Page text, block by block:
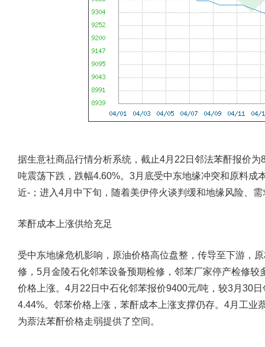
据生意社商品行情分析系统，截止4月22日邻法苯酐报价
吨震荡下跌，跌幅4.60%。3月底受中东地缘冲突和原料成
近-；进入4月中下旬，随着美伊停火谈判缓和地缘风险、
苯酐成本上涨供给充足
受中东地缘危机影响，原油价格高位盘整，传导至下游，
修，5月金陵石化邻苯设备预期检修，邻苯厂家停产检修
价格上涨。4月22日中石化邻苯报价9400元/吨，较3月30
4.44%。邻苯价格上涨，苯酐成本上涨支撑仍存。4月工业
为萘法苯酐价格走弱提供了空间。